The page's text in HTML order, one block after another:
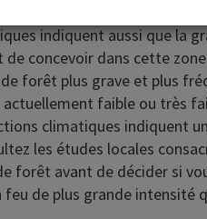
du feu en raison de
indiquent aussi que la
de concevoir dans cette
forêt plus grave et plus
faible ou très
climatiques indiquent
les études locales
forêt avant de décider si
de plus grande intensité